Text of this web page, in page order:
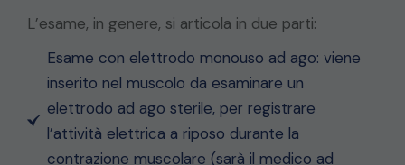
L’esame, in genere, si articola in due parti:
Esame con elettrodo monouso ad ago: viene
inserito nel muscolo da esaminare un
elettrodo ad ago sterile, per registrare
l’attività elettrica a riposo durante la
contrazione muscolare (sarà il medico ad